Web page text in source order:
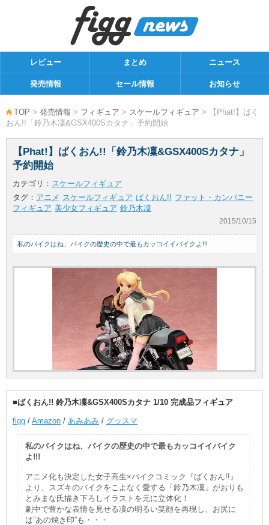
レビュー まとめ ニュース
発売情報 セール情報 お知らせ
TOP > 発売情報 > フィギュア > スケールフィギュア > 【Phat!】ばく
おん!!「鈴乃木凜&GSX400Sカタナ」予約開始
【Phat!】ばくおん!!「鈴乃木凜&GSX400Sカタナ」
予約開始
カテゴリ： スケールフィギュア
タグ： アニメ スケールフィギュア ばくおん!! ファット・カンパニー
フィギュア 美少女フィギュア 鈴乃木凜
2015/10/15
私のバイクはね、バイクの歴史の中で最もカッコイイバイクよ!!!
■ばくおん!! 鈴乃木凜&GSX400Sカタナ 1/10 完成品フィギュア
figg / Amazon / あみあみ / グッスマ
私のバイクはね、バイクの歴史の中で最もカッコイイバイク
よ!!!
アニメ化も決定した女子高生×バイクコミック『ばくおん!!』
より、スズキのバイクをこよなく愛する「鈴乃木凜」がおりも
とみまな氏描き下ろしイラストを元に立体化！
劇中で豊かな表情を見せる凜の明るい笑顔を再現し、お尻に
は”あの焼き印”も・・・